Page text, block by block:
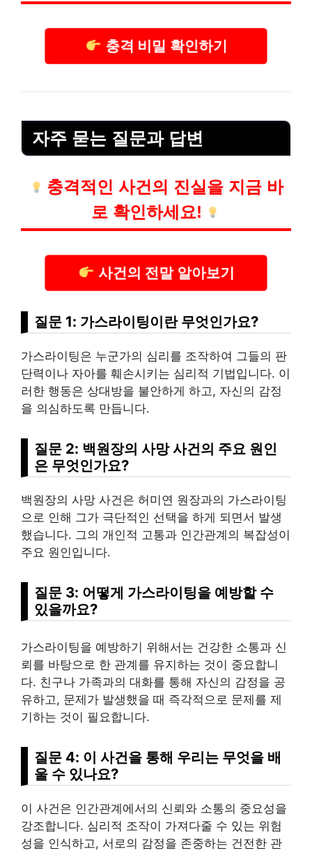
충격 비밀 확인하기
자주 묻는 질문과 답변
충격적인 사건의 진실을 지금 바
로 확인하세요!
사건의 전말 알아보기
질문 1: 가스라이팅이란 무엇인가요?
가스라이팅은 누군가의 심리를 조작하여 그들의 판
단력이나 자아를 훼손시키는 심리적 기법입니다. 이
러한 행동은 상대방을 불안하게 하고, 자신의 감정
을 의심하도록 만듭니다.
질문 2: 백원장의 사망 사건의 주요 원인
은 무엇인가요?
백원장의 사망 사건은 허미연 원장과의 가스라이팅
으로 인해 그가 극단적인 선택을 하게 되면서 발생
했습니다. 그의 개인적 고통과 인간관계의 복잡성이
주요 원인입니다.
질문 3: 어떻게 가스라이팅을 예방할 수
있을까요?
가스라이팅을 예방하기 위해서는 건강한 소통과 신
뢰를 바탕으로 한 관계를 유지하는 것이 중요합니
다. 친구나 가족과의 대화를 통해 자신의 감정을 공
유하고, 문제가 발생했을 때 즉각적으로 문제를 제
기하는 것이 필요합니다.
질문 4: 이 사건을 통해 우리는 무엇을 배
울 수 있나요?
이 사건은 인간관계에서의 신뢰와 소통의 중요성을
강조합니다. 심리적 조작이 가져다줄 수 있는 위험
성을 인식하고, 서로의 감정을 존중하는 건전한 관